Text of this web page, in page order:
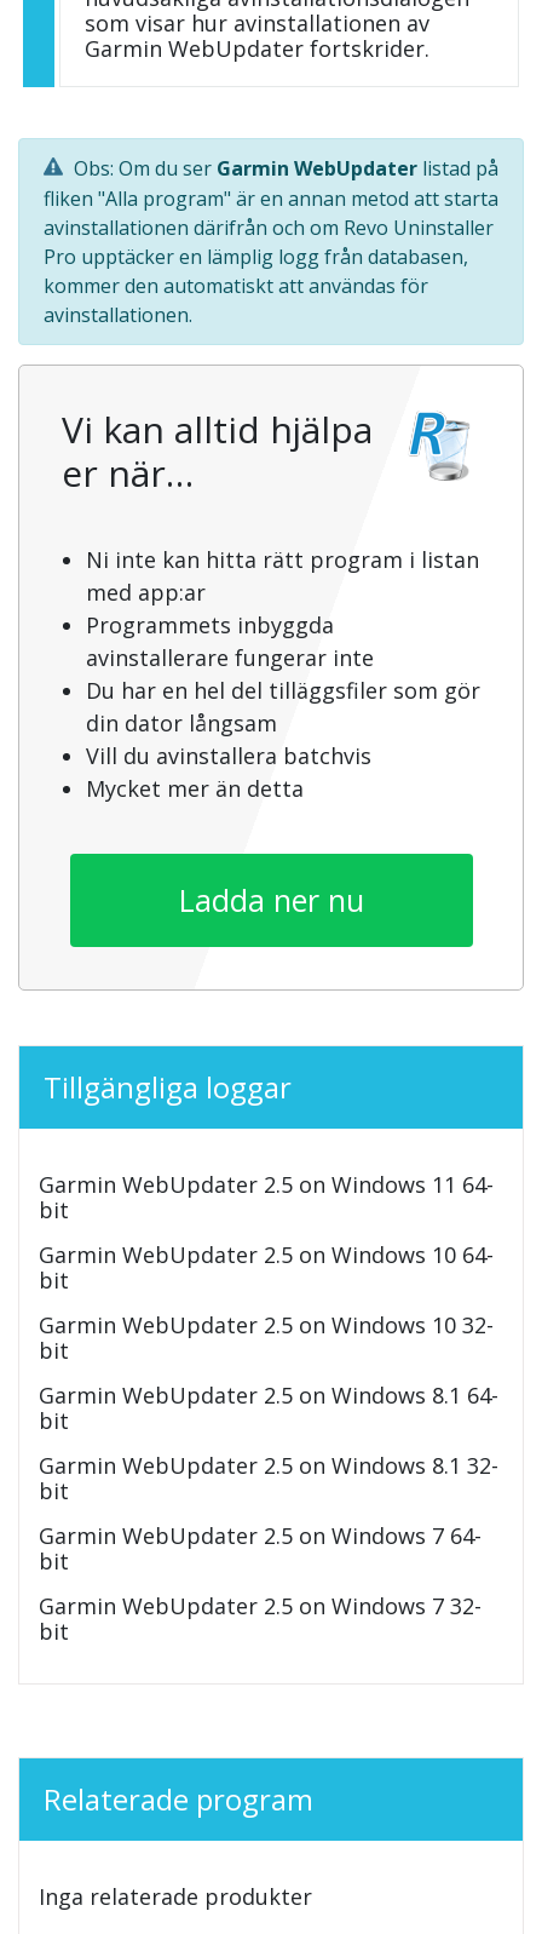
som visar hur avinstallationen av
Garmin WebUpdater fortskrider.
Obs: Om du ser Garmin WebUpdater listad på
fliken "Alla program" är en annan metod att starta
avinstallationen därifrån och om Revo Uninstaller
Pro upptäcker en lämplig logg från databasen,
kommer den automatiskt att användas för
avinstallationen.
Vi kan alltid hjälpa
er när…
Ni inte kan hitta rätt program i listan
med app:ar
Programmets inbyggda
avinstallerare fungerar inte
Du har en hel del tilläggsfiler som gör
din dator långsam
Vill du avinstallera batchvis
Mycket mer än detta
Ladda ner nu
Tillgängliga loggar
Garmin WebUpdater 2.5 on Windows 11 64-
bit
Garmin WebUpdater 2.5 on Windows 10 64-
bit
Garmin WebUpdater 2.5 on Windows 10 32-
bit
Garmin WebUpdater 2.5 on Windows 8.1 64-
bit
Garmin WebUpdater 2.5 on Windows 8.1 32-
bit
Garmin WebUpdater 2.5 on Windows 7 64-
bit
Garmin WebUpdater 2.5 on Windows 7 32-
bit
Relaterade program
Inga relaterade produkter